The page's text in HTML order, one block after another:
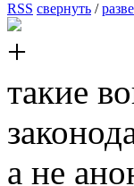
RSS свернуть /
такие
а не